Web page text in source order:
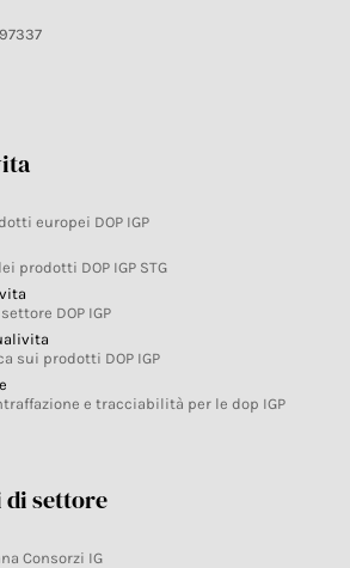
europei DOP IGP
prodotti DOP IGP STG
DOP IGP
sui prodotti DOP IGP
e tracciabilità per le dop IGP
di settore
Consorzi IG